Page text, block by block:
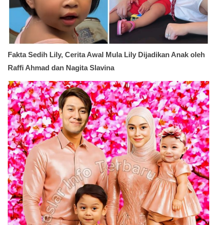
Fakta Sedih Lily, Cerita Awal Mula Lily Dijadikan Anak oleh
Raffi Ahmad dan Nagita Slavina